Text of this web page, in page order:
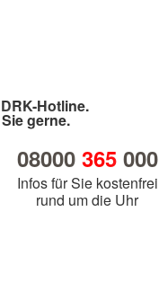
Hotline.
gerne.
08000 365000
Infos für Sie kostenfrei
rund um die Uhr